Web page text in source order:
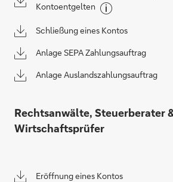
Kontoentgelten
Schließung eines Kontos
Anlage SEPA Zahlungsauftrag
Anlage Auslandszahlungsauftrag
Rechtsanwälte, Steuerberater
Wirtschaftsprüfer
Eröffnung eines Kontos